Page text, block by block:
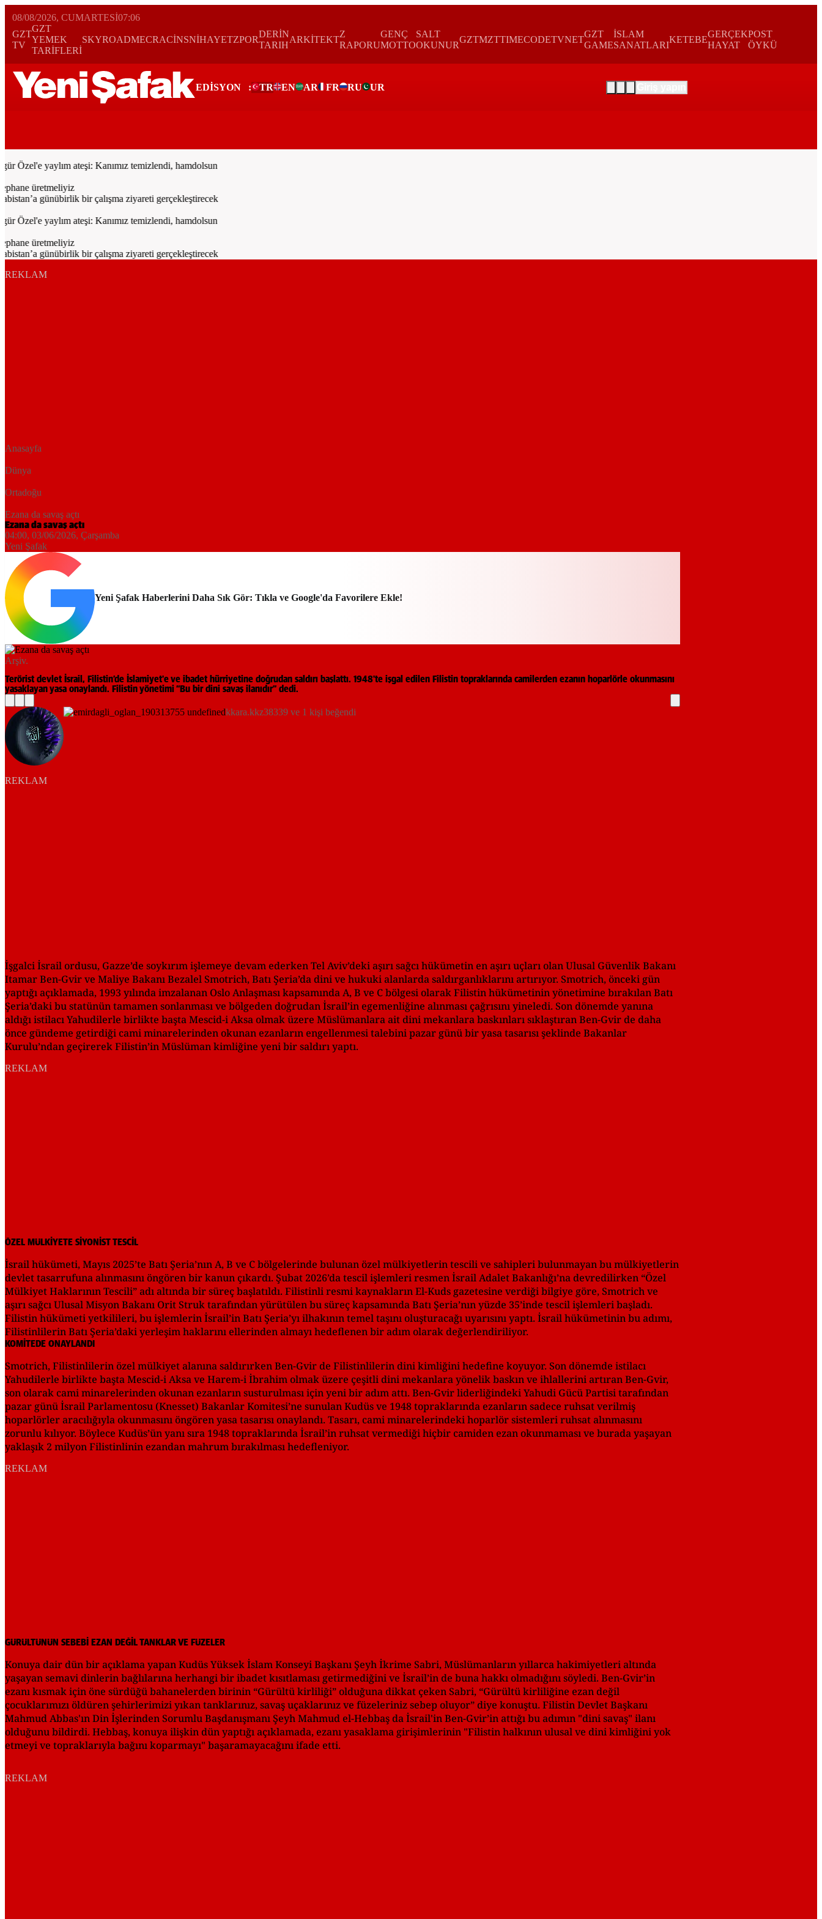
08/08/2026, CUMARTESI07:06
GZT
TV
GZT
YEMEK
TARİFLERİ
SKYROADMECRACİNSNİHAYETZPOR
DERİN
TARIH
ARKİTEKT
Z
RAPORU
GENÇ
MOTTO
SALT
OKUNUR
GZTMZTTIMECODETVNET
GZT
GAME
İSLAM
SANATLARI
KETEBE
GERÇEK
HAYAT
POST
ÖYKÜ
EDİSYON : TR EN AR FR RU UR
yaylım ateşi: Kanımız temizlendi, hamdolsun
üretmeliyiz
günübirlik bir çalışma ziyareti gerçekleştirecek
yaylım ateşi: Kanımız temizlendi, hamdolsun
üretmeliyiz
günübirlik bir çalışma ziyareti gerçekleştirecek
REKLAM
Anasayfa
Dünya
Ortadoğu
Ezana da savaş açtı
Ezana da savaş açtı
04:00, 03/06/2026, Çarşamba
Yeni Şafak
Yeni Şafak Haberlerini Daha Sık Gör: Tıkla ve Google'da Favorilere Ekle!
Arşiv.
Terörist devlet İsrail, Filistin’de İslamiyet'e ve ibadet hürriyetine doğrudan saldırı başlattı. 1948'te işgal edilen Filistin topraklarında camilerden ezanın hoparlörle okunmasını
yasaklayan yasa onaylandı. Filistin yönetimi “Bu bir dini savaş ilanıdır” dedi.
kkara.kkz38339 ve 1 kişi beğendi
REKLAM
İşgalci İsrail ordusu, Gazze’de soykırım işlemeye devam ederken Tel Aviv’deki aşırı sağcı hükümetin en aşırı uçları olan Ulusal Güvenlik Bakanı
Itamar Ben-Gvir ve Maliye Bakanı Bezalel Smotrich, Batı Şeria’da dini ve hukuki alanlarda saldırganlıklarını artırıyor. Smotrich, önceki gün
yaptığı açıklamada, 1993 yılında imzalanan Oslo Anlaşması kapsamında A, B ve C bölgesi olarak Filistin hükümetinin yönetimine bırakılan Batı
Şeria’daki bu statünün tamamen sonlanması ve bölgeden doğrudan İsrail’in egemenliğine alınması çağrısını yineledi. Son dönemde yanına
aldığı istilacı Yahudilerle birlikte başta Mescid-i Aksa olmak üzere Müslümanlara ait dini mekanlara baskınları sıklaştıran Ben-Gvir de daha
önce gündeme getirdiği cami minarelerinden okunan ezanların engellenmesi talebini pazar günü bir yasa tasarısı şeklinde Bakanlar
Kurulu’ndan geçirerek Filistin’in Müslüman kimliğine yeni bir saldırı yaptı.
REKLAM
ÖZEL MÜLKİYETE SİYONİST TESCİL
İsrail hükümeti, Mayıs 2025’te Batı Şeria’nın A, B ve C bölgelerinde bulunan özel mülkiyetlerin tescili ve sahipleri bulunmayan bu mülkiyetlerin
devlet tasarrufuna alınmasını öngören bir kanun çıkardı. Şubat 2026’da tescil işlemleri resmen İsrail Adalet Bakanlığı’na devredilirken “Özel
Mülkiyet Haklarının Tescili” adı altında bir süreç başlatıldı. Filistinli resmi kaynakların El-Kuds gazetesine verdiği bilgiye göre, Smotrich ve
aşırı sağcı Ulusal Misyon Bakanı Orit Struk tarafından yürütülen bu süreç kapsamında Batı Şeria’nın yüzde 35’inde tescil işlemleri başladı.
Filistin hükümeti yetkilileri, bu işlemlerin İsrail’in Batı Şeria’yı ilhakının temel taşını oluşturacağı uyarısını yaptı. İsrail hükümetinin bu adımı,
Filistinlilerin Batı Şeria’daki yerleşim haklarını ellerinden almayı hedeflenen bir adım olarak değerlendiriliyor.
KOMİTEDE ONAYLANDI
Smotrich, Filistinlilerin özel mülkiyet alanına saldırırken Ben-Gvir de Filistinlilerin dini kimliğini hedefine koyuyor. Son dönemde istilacı
Yahudilerle birlikte başta Mescid-i Aksa ve Harem-i İbrahim olmak üzere çeşitli dini mekanlara yönelik baskın ve ihlallerini artıran Ben-Gvir,
son olarak cami minarelerinden okunan ezanların susturulması için yeni bir adım attı. Ben-Gvir liderliğindeki Yahudi Gücü Partisi tarafından
pazar günü İsrail Parlamentosu (Knesset) Bakanlar Komitesi’ne sunulan Kudüs ve 1948 topraklarında ezanların sadece ruhsat verilmiş
hoparlörler aracılığıyla okunmasını öngören yasa tasarısı onaylandı. Tasarı, cami minarelerindeki hoparlör sistemleri ruhsat alınmasını
zorunlu kılıyor. Böylece Kudüs’ün yanı sıra 1948 topraklarında İsrail’in ruhsat vermediği hiçbir camiden ezan okunmaması ve burada yaşayan
yaklaşık 2 milyon Filistinlinin ezandan mahrum bırakılması hedefleniyor.
REKLAM
GÜRÜLTÜNÜN SEBEBİ EZAN DEĞİL TANKLAR VE FÜZELER
Konuya dair dün bir açıklama yapan Kudüs Yüksek İslam Konseyi Başkanı Şeyh İkrime Sabri, Müslümanların yıllarca hakimiyetleri altında
yaşayan semavi dinlerin bağlılarına herhangi bir ibadet kısıtlaması getirmediğini ve İsrail’in de buna hakkı olmadığını söyledi. Ben-Gvir’in
ezanı kısmak için öne sürdüğü bahanelerden birinin “Gürültü kirliliği” olduğuna dikkat çeken Sabri, “Gürültü kirliliğine ezan değil
çocuklarımızı öldüren şehirlerimizi yıkan tanklarınız, savaş uçaklarınız ve füzeleriniz sebep oluyor” diye konuştu. Filistin Devlet Başkanı
Mahmud Abbas'ın Din İşlerinden Sorumlu Başdanışmanı Şeyh Mahmud el-Hebbaş da İsrail'in Ben-Gvir’in attığı bu adımın "dini savaş" ilanı
olduğunu bildirdi. Hebbaş, konuya ilişkin dün yaptığı açıklamada, ezanı yasaklama girişimlerinin "Filistin halkının ulusal ve dini kimliğini yok
etmeyi ve topraklarıyla bağını koparmayı" başaramayacağını ifade etti.
REKLAM